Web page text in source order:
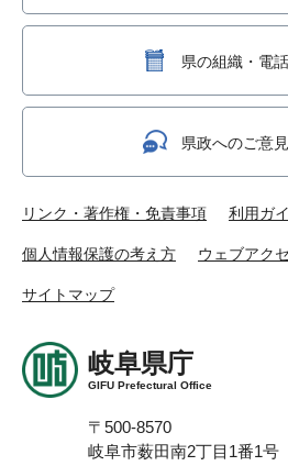
県の組織・電
県政へのご意
リンク・著作権・免責事項 利用ガ
個人情報保護の考え方 ウェブアク
サイトマップ
岐阜県庁
GIFU Prefectural Office
〒500-8570
岐阜市薮田南2丁目1番1号